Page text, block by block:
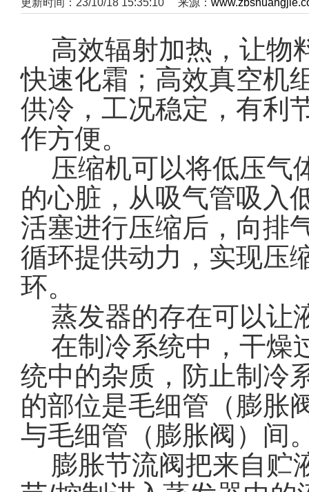
高效辐射加热，让物
快速化霜；高效真空机
供冷，工况稳定，有利
作方便。
压缩机可以将低压气
的心脏，从吸气管吸入
活塞进行压缩后，向排
循环提供动力，实现
环。
蒸发器的存在可以让
在制冷系统中，干燥
统中的杂质，防止制冷
的部位是毛细管（膨胀
与毛细管（膨胀阀）间
膨胀节流阀把来自贮